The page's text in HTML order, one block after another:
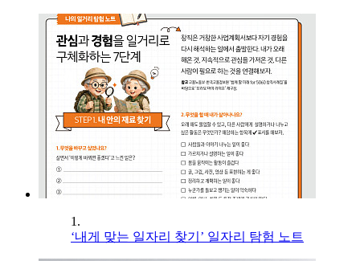
1.
‘내게 맞는 일자리 찾기’ 일자리 탐험 노트